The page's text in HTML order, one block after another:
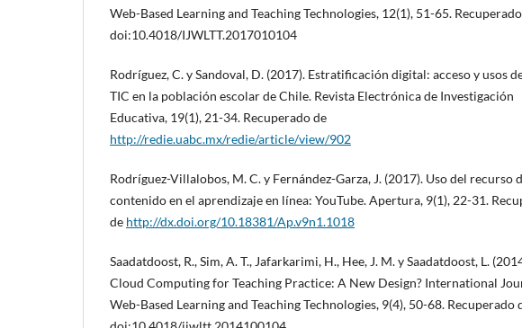
Web-Based Learning and Teaching Technologies, 12(1), 51-65.
doi:10.4018/IJWLTT.2017010104
Rodríguez, C. y Sandoval, D. (2017). Estratificación digital: acceso y usos
TIC en la población escolar de Chile. Revista Electrónica de Investigación
Educativa, 19(1), 21-34. Recuperado de
http://redie.uabc.mx/redie/article/view/902
Rodríguez-Villalobos, M. C. y Fernández-Garza, J. (2017). Uso del recurso
contenido en el aprendizaje en línea: YouTube. Apertura, 9(1), 22-31.
de http://dx.doi.org/10.18381/Ap.v9n1.1018
Saadatdoost, R., Sim, A. T., Jafarkarimi, H., Hee, J. M. y Saadatdoost, L.
Cloud Computing for Teaching Practice: A New Design? International
Web-Based Learning and Teaching Technologies, 9(4), 50-68. Recuperado